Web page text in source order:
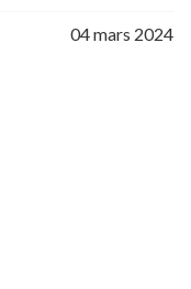
04 mars 2024